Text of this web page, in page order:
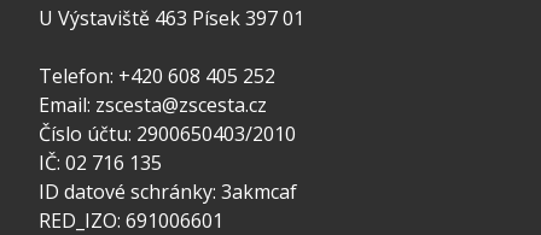
U Výstaviště 463 Písek 397 01
Telefon: +420 608 405 252
Email: zscesta@zscesta.cz
Číslo účtu: 2900650403/2010
IČ: 02 716 135
ID datové schránky: 3akmcaf
RED_IZO: 691006601